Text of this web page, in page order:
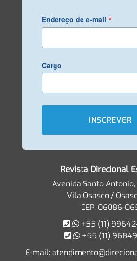
Endereço de e-mail *
Cargo
Revista Direcional
Avenida Santo
Vila Osasco /
CEP. 06086-
+55 (11)
+55 (11)
E-mail: